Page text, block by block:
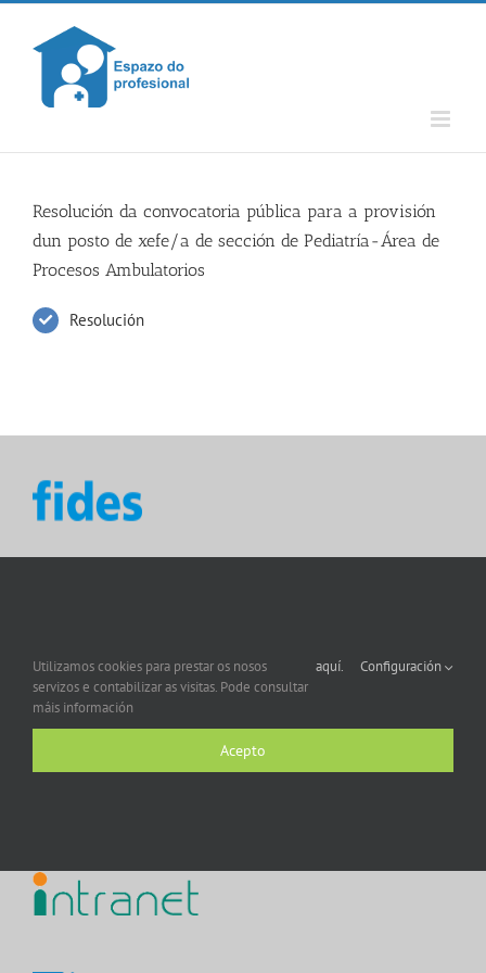
Skip
content
Resolución da convocatoria pública para a provisión
dun posto de xefe/a de sección de Pediatría-Área de
Procesos Ambulatorios
Resolución
Utilizamos cookies para prestar os nosos
servizos e contabilizar as visitas. Pode consultar
máis información
aquí. Configuración
Acepto